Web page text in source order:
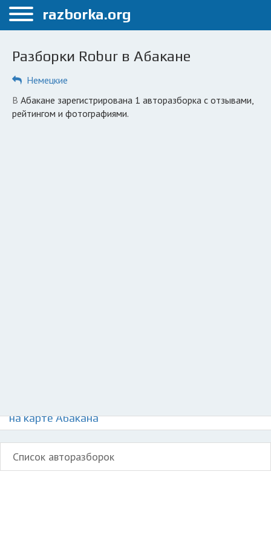
Меню
Абакан
ПОЛЬЗОВАТЕЛЯМ
Каталог разборок
Разборки Robur в Абакане
Немецкие
в Абакане зарегистрирована 1 авторазборка с отзывами,
рейтингом и фотографиями.
на карте Абакана
Список авторазборок
razborka.org